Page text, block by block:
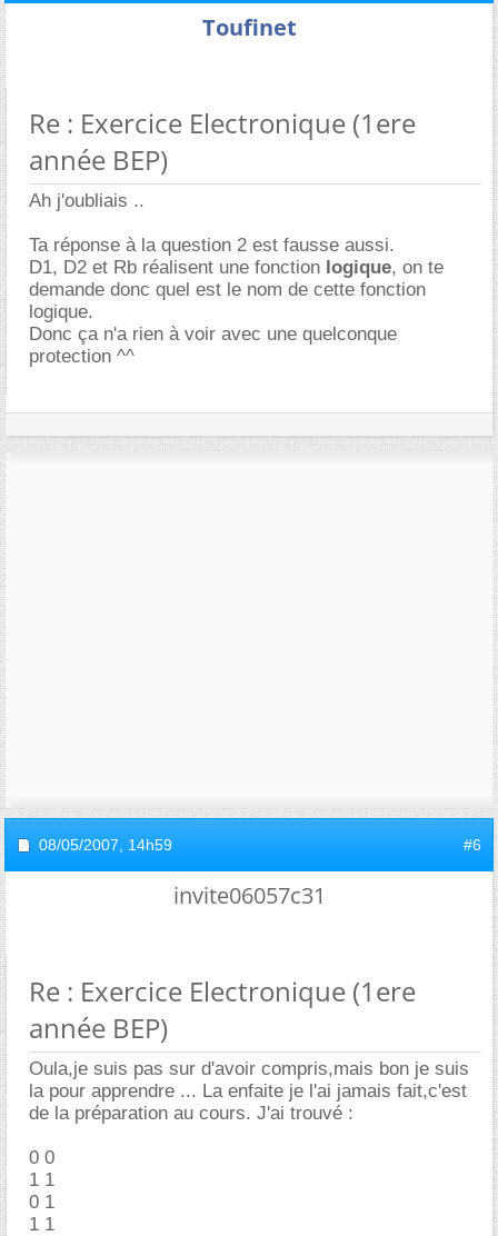
Toufinet
Re : Exercice Electronique (1ere
année BEP)
Ah j'oubliais ..
Ta réponse à la question 2 est fausse aussi.
D1, D2 et Rb réalisent une fonction logique, on te
demande donc quel est le nom de cette fonction
logique.
Donc ça n'a rien à voir avec une quelconque
protection ^^
08/05/2007, 14h59 #6
invite06057c31
Re : Exercice Electronique (1ere
année BEP)
Oula,je suis pas sur d'avoir compris,mais bon je suis
la pour apprendre ... La enfaite je l'ai jamais fait,c'est
de la préparation au cours. J'ai trouvé :
0 0
1 1
0 1
1 1